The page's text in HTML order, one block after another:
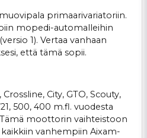
primaarivariatoriin.
mopedi-automalleihin
1). Vertaa vanhaan
että tämä sopii.
City, GTO, Scouty,
500, 400 m.fl. vuodesta
moottorin vaihteistoon
vanhempiin Aixam-